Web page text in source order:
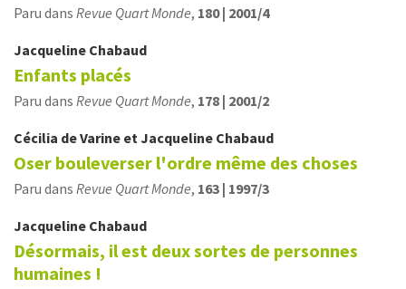
Paru dans Revue Quart Monde, 180 | 2001/4
Jacqueline Chabaud
Enfants placés
Paru dans Revue Quart Monde, 178 | 2001/2
Cécilia de Varine etJacqueline Chabaud
Oser bouleverser l'ordre même des choses
Paru dans Revue Quart Monde, 163 | 1997/3
Jacqueline Chabaud
Désormais, il est deux sortes de personnes
humaines !